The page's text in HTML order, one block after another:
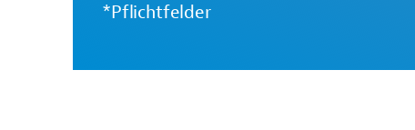
*Pflichtfelder